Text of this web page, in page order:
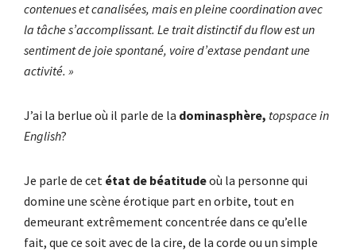
contenues et canalisées, mais en pleine coordination avec
la tâche s’accomplissant. Le trait distinctif du flow est un
sentiment de joie spontané, voire d’extase pendant une
activité. »
J’ai la berlue où il parle de la dominasphère, topspace in
English?
Je parle de cet état de béatitudeoù la personne qui
domine une scène érotique part en orbite, tout en
demeurant extrêmement concentrée dans ce qu’elle
fait, que ce soit avec de la cire, de la corde ou un simple